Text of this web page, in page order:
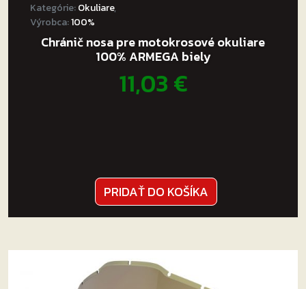
Kategórie:Okuliare,
Výrobca:100%
Chránič nosa pre motokrosové okuliare
100% ARMEGA biely
11,03€
PRIDAŤ DO KOŠÍKA